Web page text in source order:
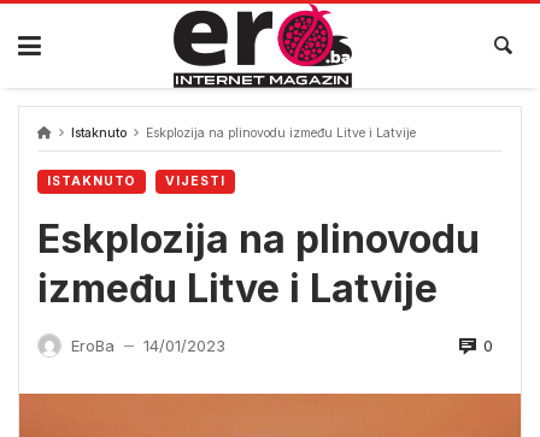
Skip
content
Istaknuto Eskplozija na plinovodu između Litve i Latvije
ISTAKNUTO VIJESTI
Eskplozija na plinovodu
između Litve i Latvije
EroBa — 14/01/2023 0